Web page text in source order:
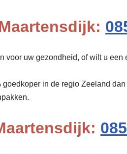
uw gezondheid, of wilt u
goedkoper in de regio Zeeland